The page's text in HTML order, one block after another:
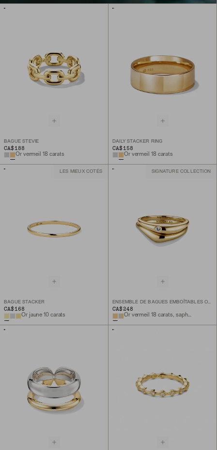
BAGUE STEVIE
CA$188
Or vermeil 18 carats
DAILY STACKER RING
CA$158
Or vermeil 18 carats
LES MIEUX COTÉS
BAGUE STACKER
CA$168
Or jaune 10 carats
SIGNATURE COLLECTION
ENSEMBLE DE BAGUES EMBOÎTABLES ORGANIC DÔME
CA$248
Or vermeil 18 carats, saphir blanc de laboratoire